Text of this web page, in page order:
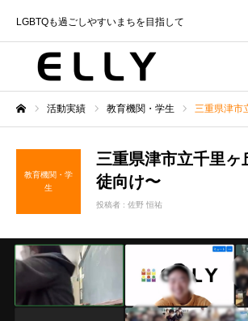
LGBTQも過ごしやすいまちを目指して
活動実績 教育機関・学生 三重県津市立千
教育機関・学
生
三重県津市立千里ヶ
徒向け〜
投稿者 : 佐野 恒祐